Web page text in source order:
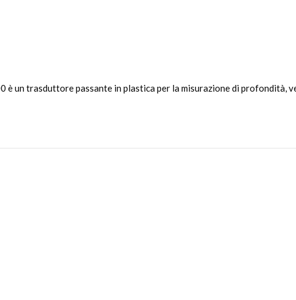
un trasduttore passante in plastica per la misurazione di profondità,